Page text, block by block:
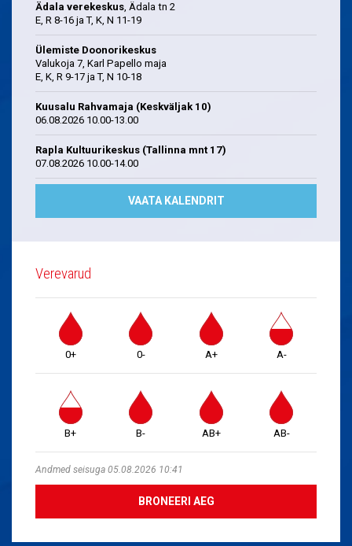
Ädala verekeskus, Ädala tn 2
E, R 8-16 ja T, K, N 11-19
Ülemiste Doonorikeskus
Valukoja 7, Karl Papello maja
E, K, R 9-17 ja T, N 10-18
Kuusalu Rahvamaja (Keskväljak 10)
06.08.2026 10.00-13.00
Rapla Kultuurikeskus (Tallinna mnt 17)
07.08.2026 10.00-14.00
VAATA KALENDRIT
Verevarud
0+ 0- A+ A-
B+ B- AB+ AB-
Andmed seisuga 05.08.2026 10:41
BRONEERI AEG